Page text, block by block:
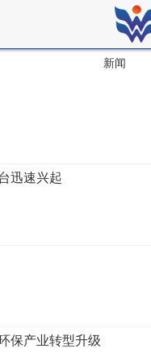
新闻
迅速兴起
保产业转型升级